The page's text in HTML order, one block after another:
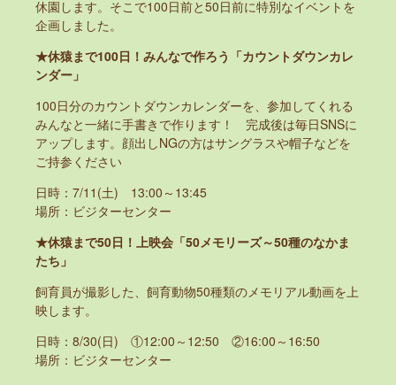
休園します。そこで100日前と50日前に特別なイベントを
企画しました。
★休猿まで100日！みんなで作ろう「カウントダウンカレ
ンダー」
100日分のカウントダウンカレンダーを、参加してくれる
みんなと一緒に手書きで作ります！ 完成後は毎日SNSに
アップします。顔出しNGの方はサングラスや帽子などを
ご持参ください
日時：7/11(土) 13:00～13:45
場所：ビジターセンター
★休猿まで50日！上映会「50メモリーズ～50種のなかま
たち」
飼育員が撮影した、飼育動物50種類のメモリアル動画を上
映します。
日時：8/30(日) ①12:00～12:50 ②16:00～16:50
場所：ビジターセンター